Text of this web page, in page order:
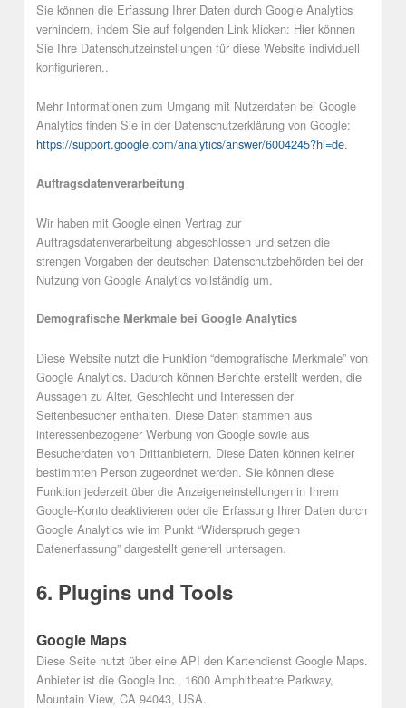
Sie können die Erfassung Ihrer Daten durch Google Analytics
verhindern, indem Sie auf folgenden Link klicken: Hier können
Sie Ihre Datenschutzeinstellungen für diese Website individuell
konfigurieren..
Mehr Informationen zum Umgang mit Nutzerdaten bei Google
Analytics finden Sie in der Datenschutzerklärung von Google:
https://support.google.com/analytics/answer/6004245?hl=de.
Auftragsdatenverarbeitung
Wir haben mit Google einen Vertrag zur
Auftragsdatenverarbeitung abgeschlossen und setzen die
strengen Vorgaben der deutschen Datenschutzbehörden bei der
Nutzung von Google Analytics vollständig um.
Demografische Merkmale bei Google Analytics
Diese Website nutzt die Funktion “demografische Merkmale” von
Google Analytics. Dadurch können Berichte erstellt werden, die
Aussagen zu Alter, Geschlecht und Interessen der
Seitenbesucher enthalten. Diese Daten stammen aus
interessenbezogener Werbung von Google sowie aus
Besucherdaten von Drittanbietern. Diese Daten können keiner
bestimmten Person zugeordnet werden. Sie können diese
Funktion jederzeit über die Anzeigeneinstellungen in Ihrem
Google-Konto deaktivieren oder die Erfassung Ihrer Daten durch
Google Analytics wie im Punkt “Widerspruch gegen
Datenerfassung” dargestellt generell untersagen.
6. Plugins und Tools
Google Maps
Diese Seite nutzt über eine API den Kartendienst Google Maps.
Anbieter ist die Google Inc., 1600 Amphitheatre Parkway,
Mountain View, CA 94043, USA.